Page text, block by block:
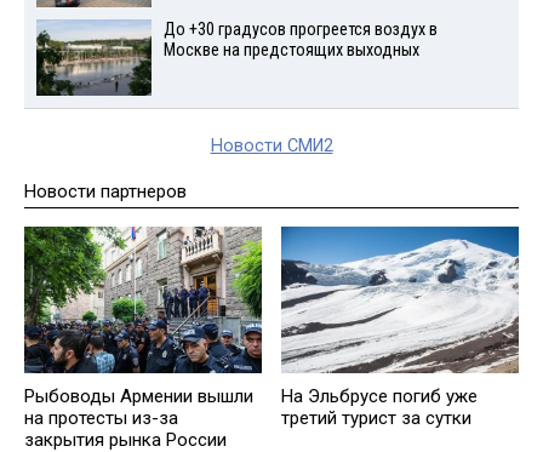
До +30 градусов прогреется воздух в
Москве на предстоящих выходных
Новости СМИ2
Новости партнеров
Рыбоводы Армении вышли
на протесты из-за
закрытия рынка России
На Эльбрусе погиб уже
третий турист за сутки